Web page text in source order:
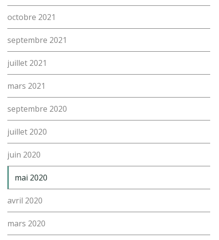
octobre 2021
septembre 2021
juillet 2021
mars 2021
septembre 2020
juillet 2020
juin 2020
mai 2020
avril 2020
mars 2020